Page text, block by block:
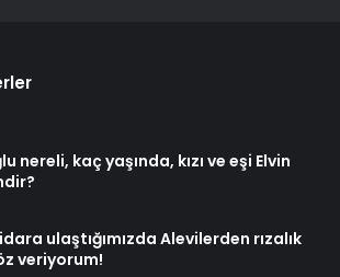
nereli, kaç yaşında, kızı ve eşi Elvin
ulaştığımızda Alevilerden rızalık
veriyorum!